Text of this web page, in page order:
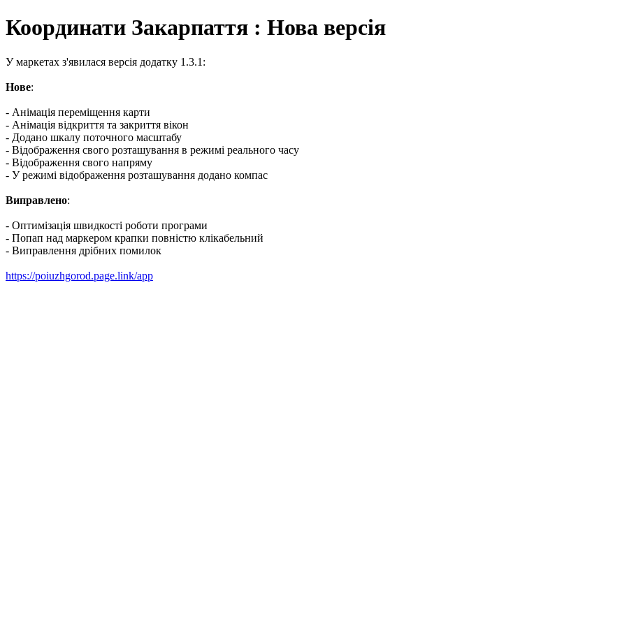
Координати Закарпаття : Нова версія
У маркетах з'явилася версія додатку 1.3.1:
Нове:
- Анімація переміщення карти
- Анімація відкриття та закриття вікон
- Додано шкалу поточного масштабу
- Відображення свого розташування в режимі реального часу
- Відображення свого напряму
- У режимі відображення розташування додано компас
Виправлено:
- Оптимізація швидкості роботи програми
- Попап над маркером крапки повністю клікабельний
- Виправлення дрібних помилок
https://poiuzhgorod.page.link/app